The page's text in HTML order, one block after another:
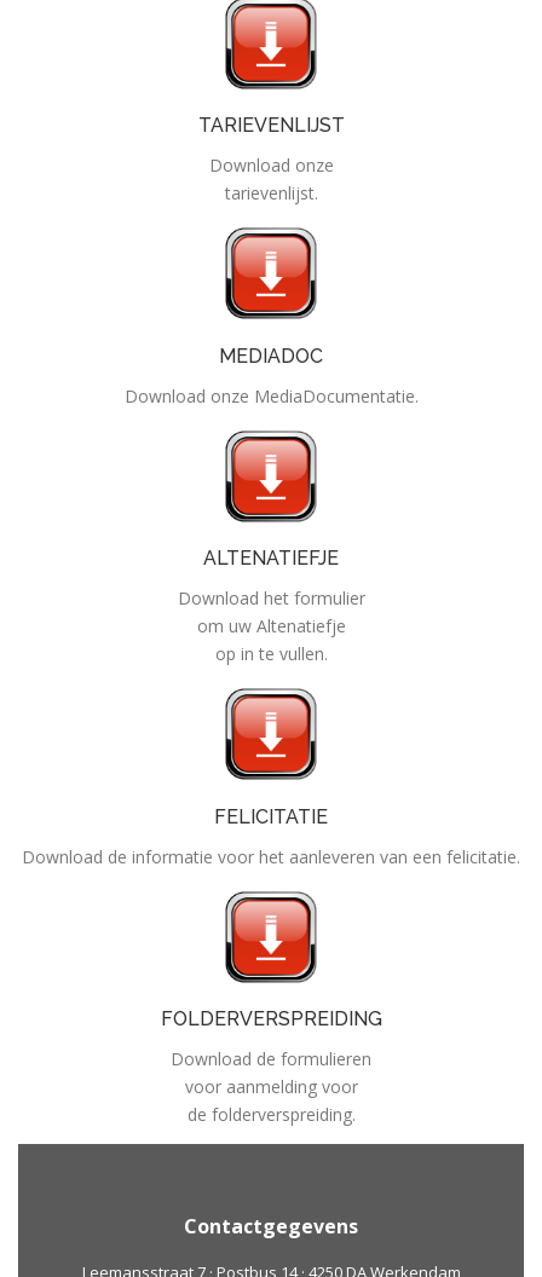
TARIEVENLIJST
Download onze
tarievenlijst.
MEDIADOC
Download onze MediaDocumentatie.
ALTENATIEFJE
Download het formulier
om uw Altenatiefje
op in te vullen.
FELICITATIE
Download de informatie voor het aanleveren van een felicitatie.
FOLDERVERSPREIDING
Download de formulieren
voor aanmelding voor
de folderverspreiding.
Contactgegevens